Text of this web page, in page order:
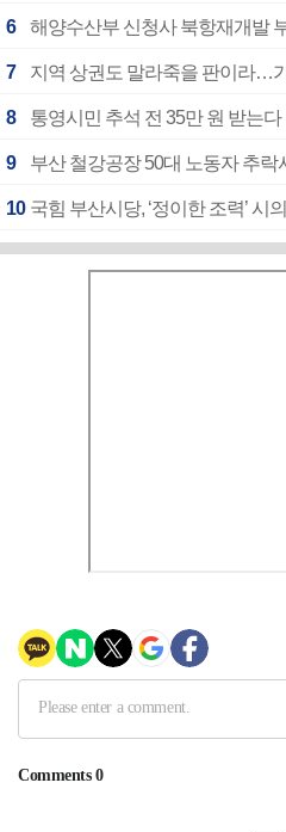
6 해양수산부 신청사 북항재개발
7 지역 상권도 말라죽을 판이라…
8 통영시민 추석 전 35만 원 받는다
9 부산 철강공장 50대 노동자 추락
10